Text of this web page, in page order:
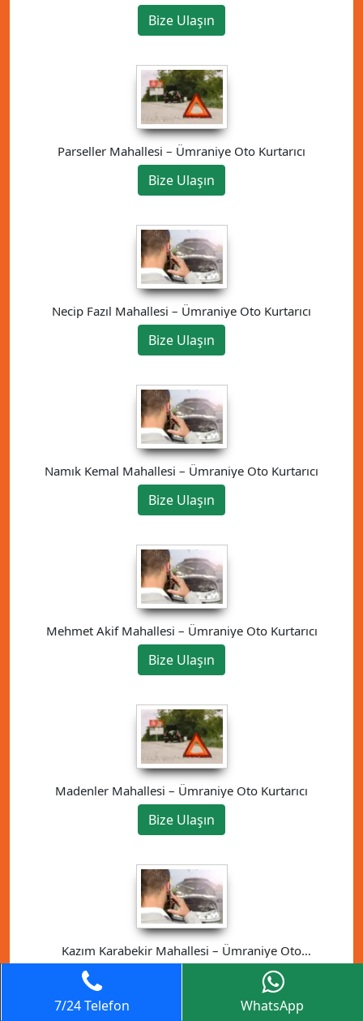
7/24 Telefon WhatsApp
Bize Ulaşın
Parseller Mahallesi – Ümraniye Oto Kurtarıcı
Bize Ulaşın
Necip Fazıl Mahallesi – Ümraniye Oto Kurtarıcı
Bize Ulaşın
Namık Kemal Mahallesi – Ümraniye Oto Kurtarıcı
Bize Ulaşın
Mehmet Akif Mahallesi – Ümraniye Oto Kurtarıcı
Bize Ulaşın
Madenler Mahallesi – Ümraniye Oto Kurtarıcı
Bize Ulaşın
Kazım Karabekir Mahallesi – Ümraniye Oto
Kurtarıcı